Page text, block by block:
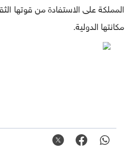
المملكة على الاستفادة من قوتها
مكانتها الدولية.